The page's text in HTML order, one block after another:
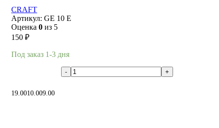
CRAFT
Артикул: GE 10 E
Оценка 0 из 5
150 ₽
Под заказ 1-3 дня
19.0010.009.00